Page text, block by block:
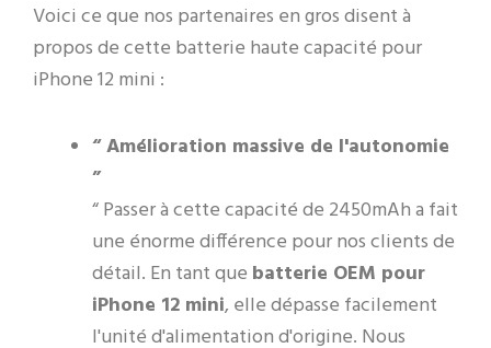
Voici ce que nos partenaires en gros disent à
propos de cette batterie haute capacité pour
iPhone 12 mini :
“ Amélioration massive de l'autonomie
”
“ Passer à cette capacité de 2450mAh a fait
une énorme différence pour nos clients de
détail. En tant que batterie OEM pour
iPhone 12 mini, elle dépasse facilement
l'unité d'alimentation d'origine. Nous